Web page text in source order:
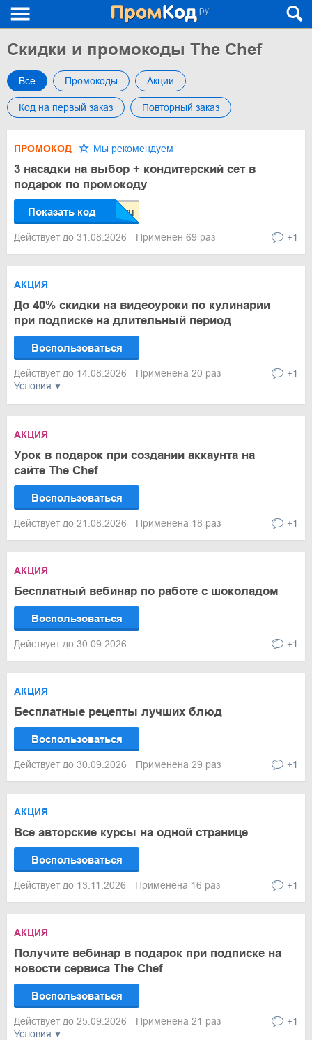
Скидки и промокоды The Chef
Все Промокоды Акции
Код на первый заказ Повторный заказ
ПРОМОКОД Мы рекомендуем
3 насадки на выбор + кондитерский сет в
подарок по промокоду
Показать код
Действует до 31.08.2026 Применен 69 раз +1
Условия
АКЦИЯ
До 40% скидки на видеоуроки по кулинарии
при подписке на длительный период
Воспользоваться
Действует до 14.08.2026 Применена 20 раз +1
АКЦИЯ
Урок в подарок при создании аккаунта на
сайте The Chef
Воспользоваться
Действует до 21.08.2026 Применена 18 раз +1
АКЦИЯ
Бесплатный вебинар по работе с шоколадом
Воспользоваться
Действует до 30.09.2026 +1
АКЦИЯ
Бесплатные рецепты лучших блюд
Воспользоваться
Действует до 30.09.2026 Применена 29 раз +1
АКЦИЯ
Все авторские курсы на одной странице
Воспользоваться
Действует до 13.11.2026 Применена 16 раз +1
Условия
АКЦИЯ
Получите вебинар в подарок при подписке на
новости сервиса The Chef
Воспользоваться
Действует до 25.09.2026 Применена 21 раз +1